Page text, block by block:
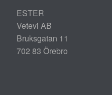
ESTER
Vetevi AB
Bruksgatan 11
702 83 Örebro